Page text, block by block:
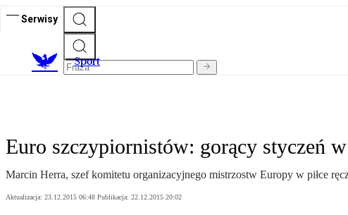
Serwisy
Sport
Euro szczypiornistów: gorący styczeń
Marcin Herra, szef komitetu organizacyjnego mistrzostw Europy w piłce
Aktualizacja: 23.12.2015 06:48 Publikacja: 22.12.2015 20:02